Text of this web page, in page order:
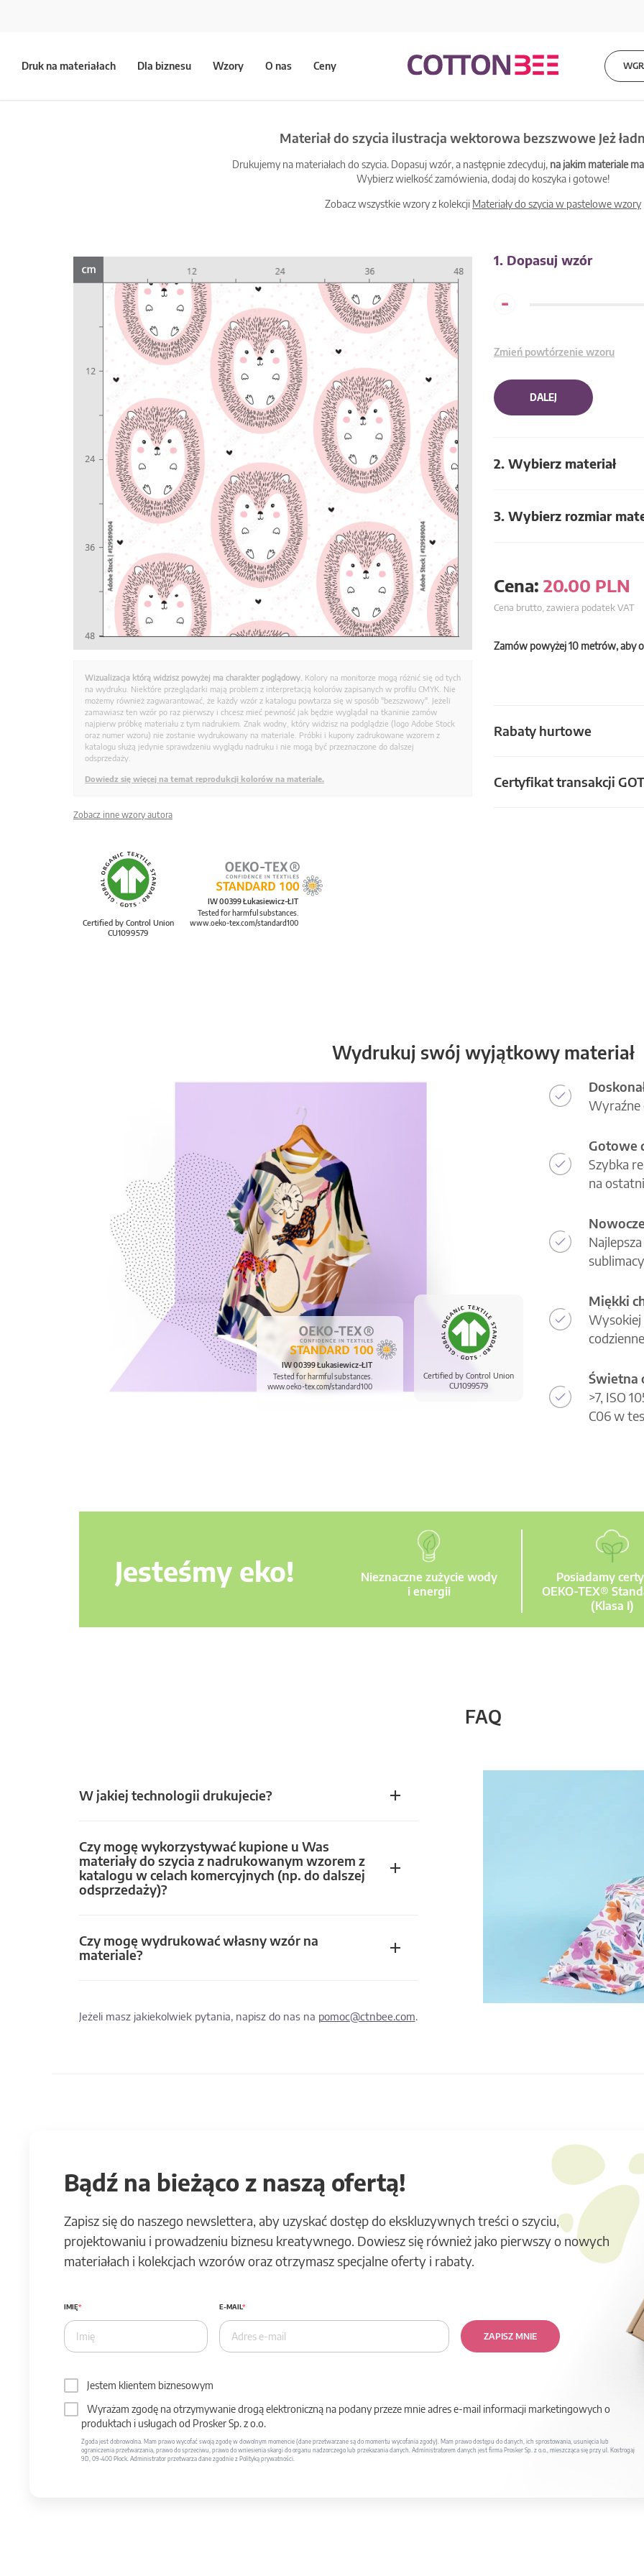
Druk na materiałach Dla biznesu Wzory O nas Ceny
Materiał do szycia ilustracja wektorowa bezszwowe Jeż
Drukujemy na materiałach do szycia. Dopasuj wzór, a następnie zdecyduj, na jakim materiale
Wybierz wielkość zamówienia, dodaj do koszyka i gotowe!
Zobacz wszystkie wzory z kolekcji Materiały do szycia w pastelowe wzory
1. Dopasuj wzór
-
Zmień powtórzenie wzoru
DALEJ
2. Wybierz materiał
3. Wybierz rozmiar
Cena: 20.00 PLN
Cena brutto, zawiera podatek VAT
Zamów powyżej 10 metrów, aby
Rabaty hurtowe
Certyfikat transakcji
Wizualizacja którą widzisz powyżej ma charakter poglądowy. Kolory na monitorze mogą różnić się od tych
na wydruku. Niektóre przeglądarki mają problem z interpretacją kolorów zapisanych w profilu CMYK. Nie
możemy również zagwarantować, że każdy wzór z katalogu powtarza się w sposób "bezszwowy". Jeżeli
zamawiasz ten wzór po raz pierwszy i chcesz mieć pewność jak będzie wyglądał na tkaninie zamów
najpierw próbkę materiału z tym nadrukiem. Znak wodny, który widzisz na podglądzie (logo Adobe Stock
oraz numer wzoru) nie zostanie wydrukowany na materiale. Próbki i kupony zadrukowane wzorem z
katalogu służą jedynie sprawdzeniu wyglądu nadruku i nie mogą być przeznaczone do dalszej
odsprzedaży.
Dowiedz się więcej na temat reprodukcji kolorów na materiale.
Zobacz inne wzory autora
Certified by Control Union
CU1099579
IW 00399 Łukasiewicz-ŁIT
Tested for harmful substances.
www.oeko-tex.com/standard100
Wydrukuj swój wyjątkowy materiał
Certified by Control Union
CU1099579
IW 00399 Łukasiewicz-ŁIT
Tested for harmful substances.
www.oeko-tex.com/standard100
Wyraźne
Gotowe
Szybka
na
Miękki
Wysokiej
Świetna
>7, ISO
C06 w
Jesteśmy eko!
Nieznaczne zużycie wody
i energii
Posiadamy
OEKO-TEX®
(Klasa I)
FAQ
W jakiej technologii drukujecie?
Czy mogę wykorzystywać kupione u Was
materiały do szycia z nadrukowanym wzorem z
katalogu w celach komercyjnych (np. do dalszej
odsprzedaży)?
Czy mogę wydrukować własny wzór na
materiale?
Jeżeli masz jakiekolwiek pytania, napisz do nas na pomoc@ctnbee.com.
Bądź na bieżąco z naszą ofertą!
Zapisz się do naszego newslettera, aby uzyskać dostęp do ekskluzywnych treści o szyciu,
projektowaniu i prowadzeniu biznesu kreatywnego. Dowiesz się również jako pierwszy o nowych
materiałach i kolekcjach wzorów oraz otrzymasz specjalne oferty i rabaty.
IMIĘ E-MAIL
ZAPISZ MNIE
Jestem klientem biznesowym
Wyrażam zgodę na otrzymywanie drogą elektroniczną na podany przeze mnie adres e-mail informacji marketingowych o
produktach i usługach od Prosker Sp. z o.o.
Zgoda jest dobrowolna. Mam prawo wycofać swoją zgodę w dowolnym momencie (dane przetwarzane są do momentu wycofania zgody). Mam prawo dostępu do danych, ich sprostowania, usunięcia lub
ograniczenia przetwarzania, prawo do sprzeciwu, prawo do wniesienia skargi do organu nadzorczego lub przekazania danych. Administratorem danych jest firma Prosker Sp. z o.o., mieszcząca się przy ul. Kostrogaj
9D, 09-400 Płock. Administrator przetwarza dane zgodnie z Polityką prywatności.